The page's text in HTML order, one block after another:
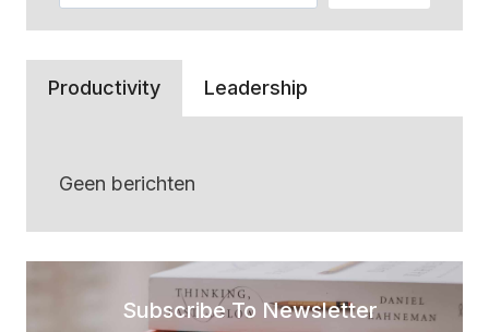
Productivity Leadership
Geen berichten
Subscribe To Newsletter